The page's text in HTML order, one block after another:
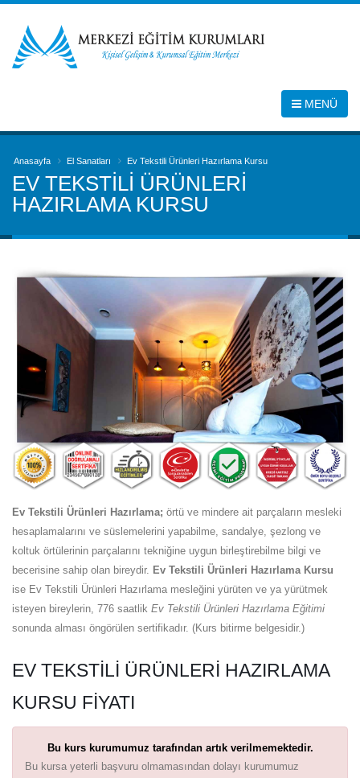
MENÜ
Anasayfa El Sanatları Ev Tekstili Ürünleri Hazırlama Kursu
EV TEKSTILI ÜRÜNLERI
HAZIRLAMA KURSU
Ev Tekstili Ürünleri Hazırlama; örtü ve mindere ait parçaların mesleki
hesaplamalarını ve süslemelerini yapabilme, sandalye, şezlong ve
koltuk örtülerinin parçalarını tekniğine uygun birleştirebilme bilgi ve
becerisine sahip olan bireydir. Ev Tekstili Ürünleri Hazırlama Kursu
ise Ev Tekstili Ürünleri Hazırlama mesleğini yürüten ve ya yürütmek
isteyen bireylerin, 776 saatlik Ev Tekstili Ürünleri Hazırlama Eğitimi
sonunda alması öngörülen sertifikadır. (Kurs bitirme belgesidir.)
EV TEKSTILI ÜRÜNLERI HAZIRLAMA
KURSU FIYATI
Bu kurs kurumumuz tarafından artık verilmemektedir.
Bu kursa yeterli başvuru olmamasından dolayı kurumumuz